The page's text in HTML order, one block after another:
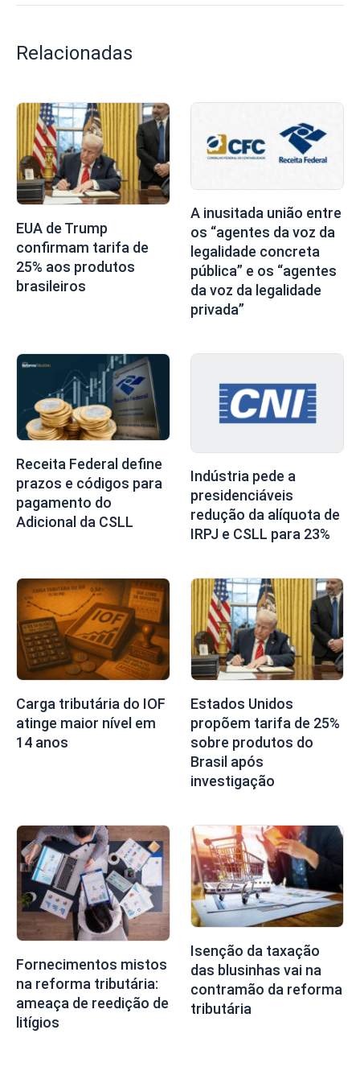
Relacionadas
EUA de Trump
confirmam tarifa de
25% aos produtos
brasileiros
A inusitada união entre
os “agentes da voz da
legalidade concreta
pública” e os “agentes
da voz da legalidade
privada”
Receita Federal define
prazos e códigos para
pagamento do
Adicional da CSLL
Indústria pede a
presidenciáveis
redução da alíquota de
IRPJ e CSLL para 23%
Carga tributária do IOF
atinge maior nível em
14 anos
Estados Unidos
propõem tarifa de 25%
sobre produtos do
Brasil após
investigação
Fornecimentos mistos
na reforma tributária:
ameaça de reedição de
litígios
Isenção da taxação
das blusinhas vai na
contramão da reforma
tributária